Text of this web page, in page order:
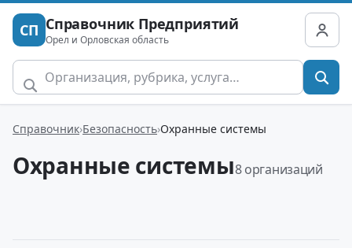
СП Справочник Предприятий
Орел и Орловская область
Справочник Безопасность Охранные системы
Охранные системы8 организаций